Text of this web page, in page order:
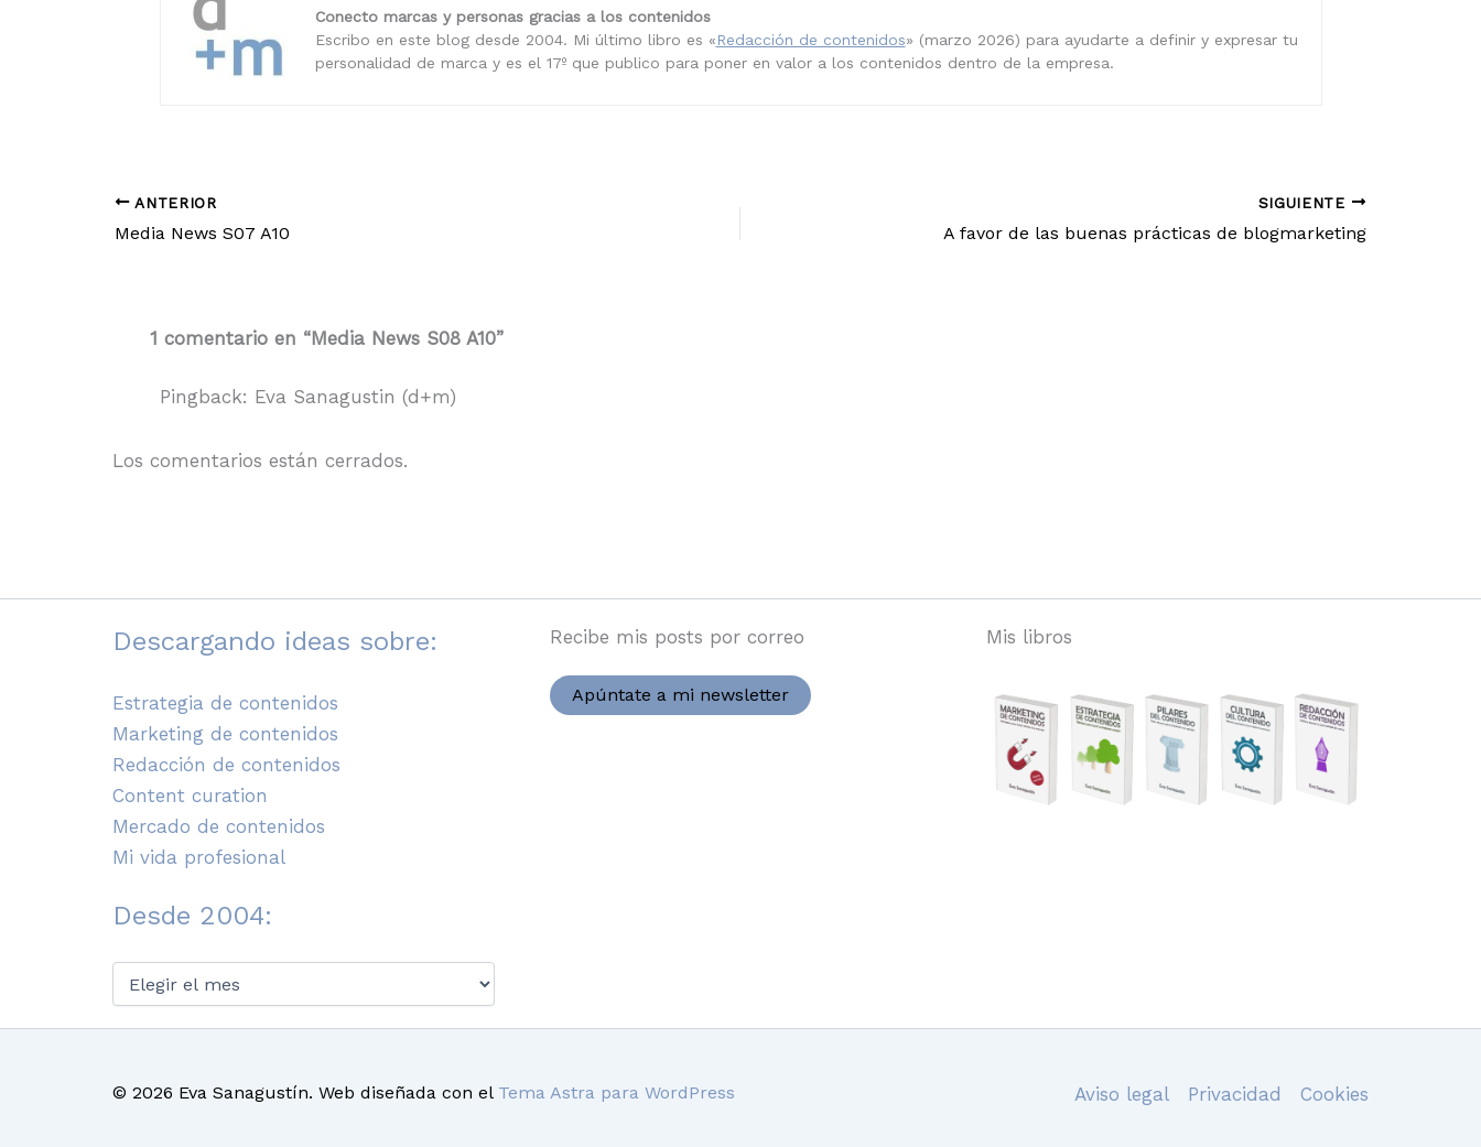
Conecto marcas y personas gracias a los contenidos
Escribo en este blog desde 2004. Mi último libro es «Redacción de contenidos» (marzo 2026) para ayudarte a definir y expresar tu
personalidad de marca y es el 17º que publico para poner en valor a los contenidos dentro de la empresa.
ANTERIOR
Media News S07 A10
SIGUIENTE
A favor de las buenas prácticas de blogmarketing
1 comentario en “Media News S08 A10”
Pingback: Eva Sanagustin (d+m)
Los comentarios están cerrados.
Descargando ideas sobre:
Estrategia de contenidos
Marketing de contenidos
Redacción de contenidos
Content curation
Mercado de contenidos
Mi vida profesional
Desde 2004:
2004:
Recibe mis posts por correo
Apúntate a mi newsletter
Mis libros
© 2026 Eva Sanagustín. Web diseñada con el Tema Astra para WordPress Aviso legal Privacidad Cookies